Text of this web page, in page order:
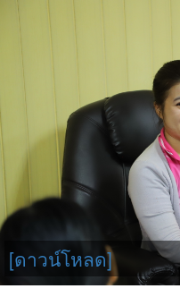
[ดาวน์โหลด]